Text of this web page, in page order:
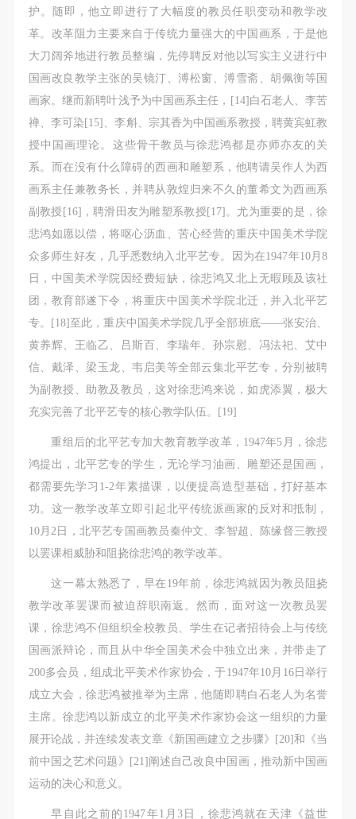
护。随即，他立即进行了大幅度的教员任职变动和教学改
革。改革阻力主要来自于传统力量强大的中国画系，于是他
大刀阔斧地进行教员整编，先停聘反对他以写实主义进行中
国画改良教学主张的吴镜汀、溥松窗、溥雪斋、胡佩衡等国
画家。继而新聘叶浅予为中国画系主任，[14]白石老人、李苦
禅、李可染[15]、李斛、宗其香为中国画系教授，聘黄宾虹教
授中国画理论。这些骨干教员与徐悲鸿都是亦师亦友的关
系。而在没有什么障碍的西画和雕塑系，他聘请吴作人为西
画系主任兼教务长，并聘从敦煌归来不久的董希文为西画系
副教授[16]，聘滑田友为雕塑系教授[17]。尤为重要的是，徐
悲鸿如愿以偿，将呕心沥血、苦心经营的重庆中国美术学院
众多师生好友，几乎悉数纳入北平艺专。因为在1947年10月8
日，中国美术学院因经费短缺，徐悲鸿又北上无暇顾及该社
团，教育部遂下令，将重庆中国美术学院北迁，并入北平艺
专。[18]至此，重庆中国美术学院几乎全部班底——张安治、
黄养辉、王临乙、吕斯百、李瑞年、孙宗慰、冯法祀、艾中
信、戴泽、梁玉龙、韦启美等全部云集北平艺专，分别被聘
为副教授、助教及教员，这对徐悲鸿来说，如虎添翼，极大
充实完善了北平艺专的核心教学队伍。[19]
重组后的北平艺专加大教育教学改革，1947年5月，徐悲
鸿提出，北平艺专的学生，无论学习油画、雕塑还是国画，
都需要先学习1-2年素描课，以便提高造型基础，打好基本
功。这一教学改革立即引起北平传统派画家的反对和抵制，
10月2日，北平艺专国画教员秦仲文、李智超、陈缘督三教授
以罢课相威胁和阻挠徐悲鸿的教学改革。
这一幕太熟悉了，早在19年前，徐悲鸿就因为教员阻挠
教学改革罢课而被迫辞职南返。然而，面对这一次教员罢
课，徐悲鸿不但组织全校教员、学生在记者招待会上与传统
国画派辩论，而且从中华全国美术会中独立出来，并带走了
200多会员，组成北平美术作家协会，于1947年10月16日举行
成立大会，徐悲鸿被推举为主席，他随即聘白石老人为名誉
主席。徐悲鸿以新成立的北平美术作家协会这一组织的力量
展开论战，并连续发表文章《新国画建立之步骤》[20]和《当
前中国之艺术问题》[21]阐述自己改良中国画，推动新中国画
运动的决心和意义。
早自此之前的1947年1月3日，徐悲鸿就在天津《益世